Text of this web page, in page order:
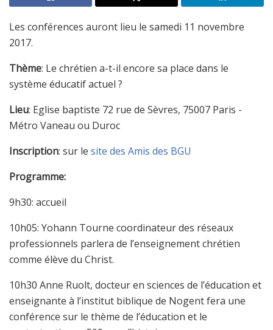
Les conférences auront lieu le samedi 11 novembre
2017.
Thème: Le chrétien a-t-il encore sa place dans le
système éducatif actuel ?
Lieu: Eglise baptiste 72 rue de Sèvres, 75007 Paris -
Métro Vaneau ou Duroc
Inscription: sur le site des Amis des BGU
Programme:
9h30: accueil
10h05: Yohann Tourne coordinateur des réseaux
professionnels parlera de l’enseignement chrétien
comme élève du Christ.
10h30 Anne Ruolt, docteur en sciences de l’éducation et
enseignante à l’institut biblique de Nogent fera une
conférence sur le thème de l’éducation et le